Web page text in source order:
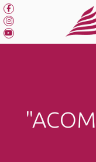
Skip
to
content